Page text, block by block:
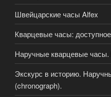
Швейцарские часы Alfex
Кварцевые часы:
Наручные кварцевые
Экскурс в историю.
(chronograph).